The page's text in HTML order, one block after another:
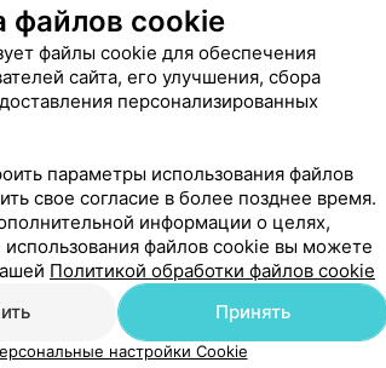
с нами! Нам очень повезло! Еще
файлов cookie
файлы cookie для обеспечения
сайта, его улучшения, сбора
персонализированных
параметры использования файлов
свое согласие в более позднее время.
информации о целях,
использования файлов cookie вы можете
Политикой обработки файлов cookie
Принять
настройки Cookie